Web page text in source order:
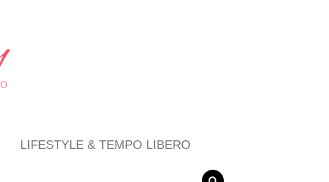
LIFESTYLE & TEMPO LIBERO